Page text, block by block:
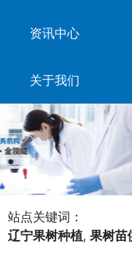
资讯中心
关于我们
站点关键词：
辽宁果树种植, 果树苗